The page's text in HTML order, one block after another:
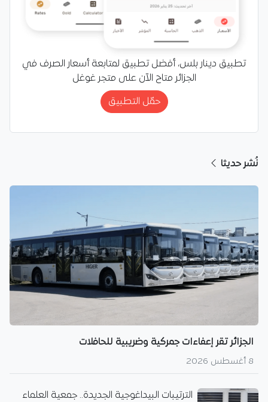
تطبيق دينار بلس، أفضل تطبيق لمتابعة أسعار الصرف في
الجزائر متاح الآن على متجر غوغل
حمّل التطبيق
نُشر حديثا
الجزائر تقر إعفاءات جمركية وضريبية للحافلات
8 أغسطس 2026
الترتيبات البيداغوجية الجديدة.. جمعية العلماء